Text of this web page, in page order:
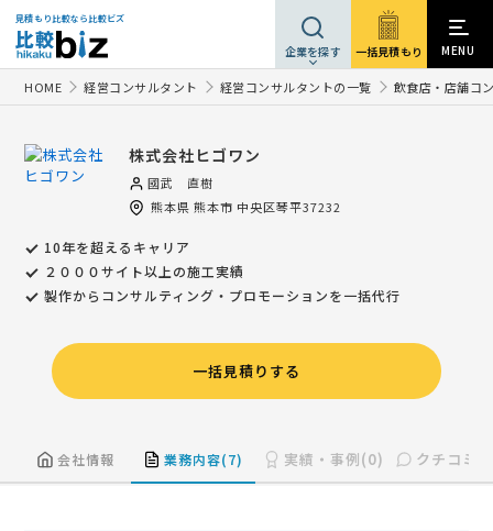
見積もり比較なら比較ビズ
企業を探す 一括見積もり MENU
HOME 経営コンサルタント 経営コンサルタントの一覧 飲食店・店舗コ
株式会社ヒゴワン
國武 直樹
熊本県 熊本市 中央区琴平37232
10年を超えるキャリア
２０００サイト以上の施工実績
製作からコンサルティング・プロモーションを一括代行
一括見積りする
会社情報 業務内容(7) 実績・事例(0) クチコミ